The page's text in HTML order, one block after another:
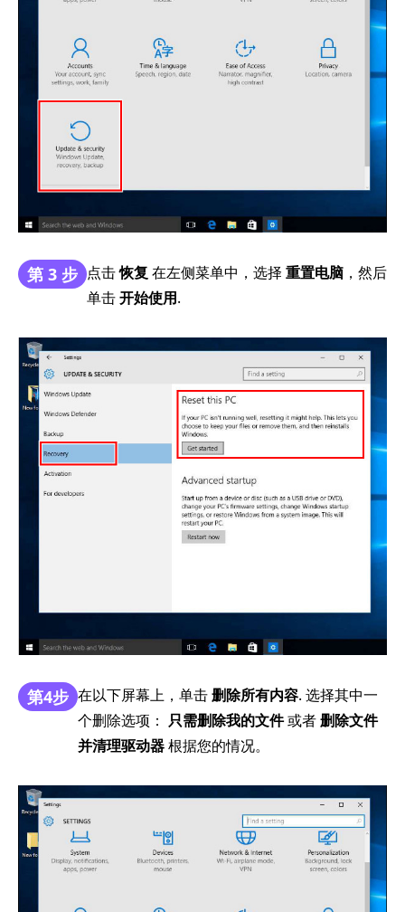
第 3 步 点击恢复 在左侧菜单中，选择 重置电脑 ，然后
单击开始使用.
第4步 在以下屏幕上，单击删除所有内容. 选择其中一
个删除选项： 只需删除我的文件或者删除文件
并清理驱动器根据您的情况。